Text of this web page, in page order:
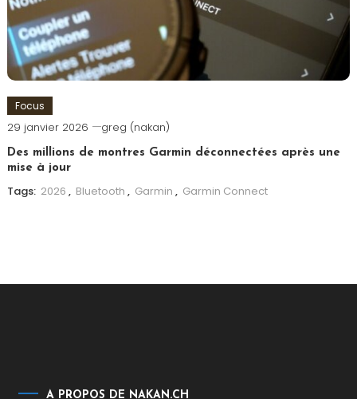
Focus
29 janvier 2026 greg (nakan)
Des millions de montres Garmin déconnectées après une
mise à jour
Tags: 2026 , Bluetooth , Garmin , Garmin Connect
A PROPOS DE NAKAN.CH